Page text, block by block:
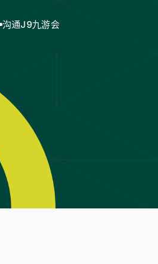
沟通J9九游会